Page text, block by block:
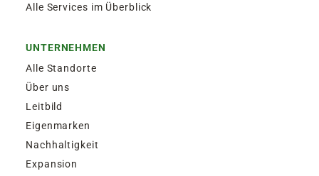
Alle Services im Überblick
UNTERNEHMEN
Alle Standorte
Über uns
Leitbild
Eigenmarken
Nachhaltigkeit
Expansion